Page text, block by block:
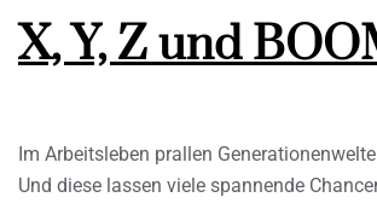
X, Y, Z und
Im Arbeitsleben prallen
Und diese lassen viele spannende